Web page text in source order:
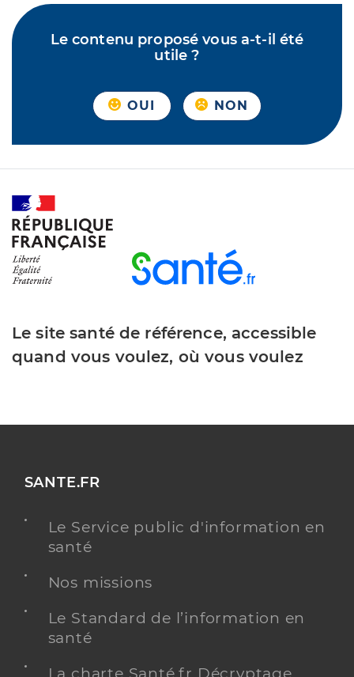
Le contenu proposé vous a-t-il été
utile ?
OUI NON
Le site santé de référence, accessible
quand vous voulez, où vous voulez
SANTE.FR
Le Service public d'information en
santé
Nos missions
Le Standard de l’information en
santé